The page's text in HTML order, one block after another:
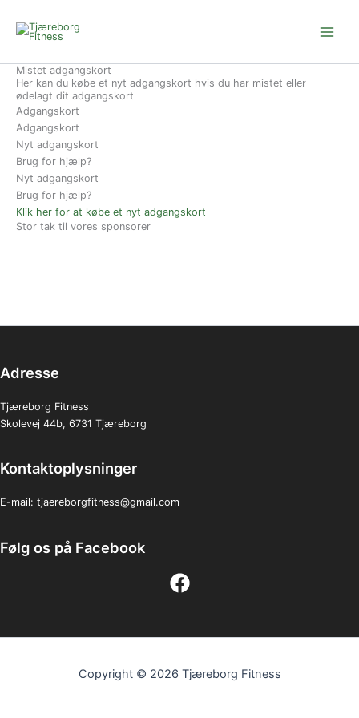
indholdet
Mistet adgangskort
Her kan du købe et nyt adgangskort hvis du har mistet eller
ødelagt dit adgangskort
Adgangskort
Adgangskort
Nyt adgangskort
Brug for hjælp?
Nyt adgangskort
Brug for hjælp?
Klik her for at købe et nyt adgangskort
Stor tak til vores sponsorer
Adresse
Tjæreborg Fitness
Skolevej 44b, 6731 Tjæreborg
Kontaktoplysninger
E-mail: tjaereborgfitness@gmail.com
Følg os på Facebook
Copyright © 2026 Tjæreborg Fitness